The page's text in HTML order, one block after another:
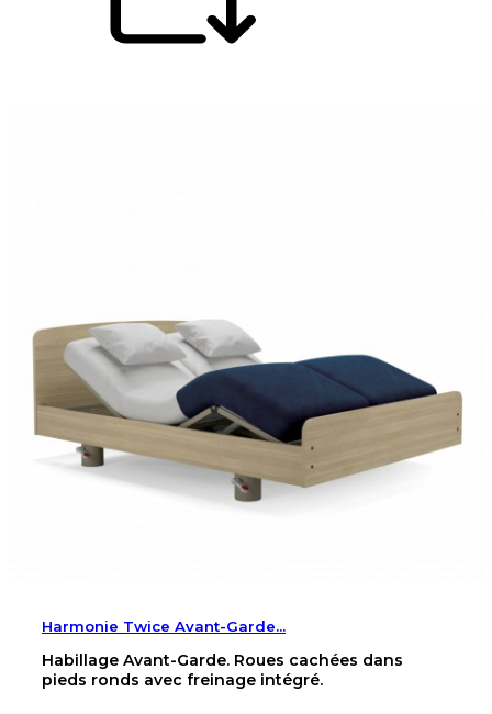
Harmonie Twice Avant-Garde...
Habillage Avant-Garde. Roues cachées dans
pieds ronds avec freinage intégré.